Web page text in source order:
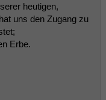
heutigen,
uns den Zugang zu
Erbe.